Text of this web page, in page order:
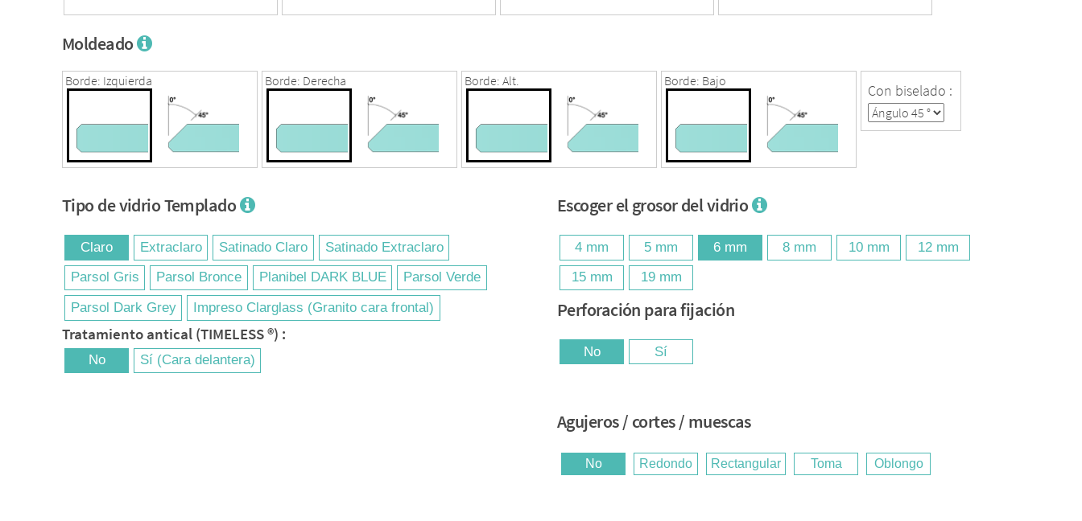
Moldeado
Borde: Izquierda Borde: Derecha Borde: Alt. Borde: Bajo
Con biselado :
Tipo de vidrio Templado
Claro Extraclaro Satinado Claro
Satinado Extraclaro
Parsol Gris
Parsol Bronce Planibel DARK BLUE
Parsol Verde
Parsol Dark Grey
Impreso Clarglass (Granito cara frontal)
Tratamiento antical (TIMELESS ®) :
No Sí (Cara delantera)
Escoger el grosor del vidrio
4 mm 5 mm 6 mm 8 mm 10 mm
12 mm
15 mm
19 mm
Perforación para fijación
No Sí
Agujeros / cortes / muescas
No Redondo Rectangular Toma Oblongo